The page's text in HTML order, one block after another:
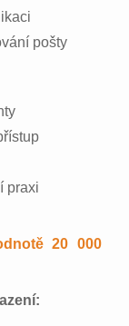
pošty
praxi
20 000